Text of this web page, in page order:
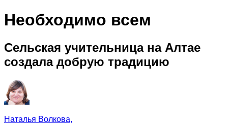
Необходимо всем
Сельская учительница на Алтае
создала добрую традицию
Наталья Волкова,